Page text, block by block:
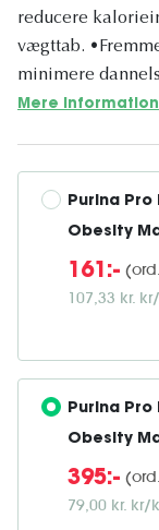
reducere
vægttab.
minimere
Mere information
Purina Pro
Obesity
161:-
107,33 kr.
Purina Pro
Obesity
395:-
79,00 kr. kr/